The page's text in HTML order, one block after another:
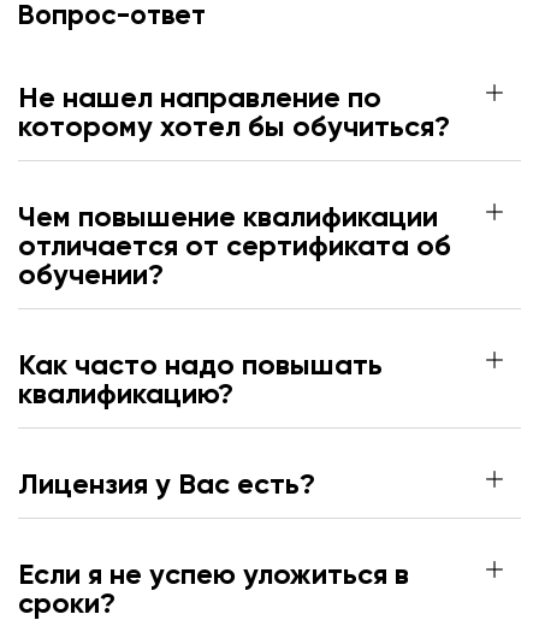
Вопрос-ответ
Не нашел направление по
которому хотел бы обучиться?
Чем повышение квалификации
отличается от сертификата об
обучении?
Как часто надо повышать
квалификацию?
Лицензия у Вас есть?
Если я не успею уложиться в
сроки?